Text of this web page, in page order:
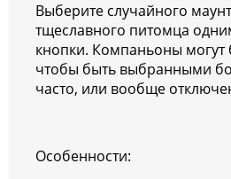
Выберите случайного
тщеславного питомца
кнопки. Компаньоны
чтобы быть выбранными
часто, или вообще
Особенности: